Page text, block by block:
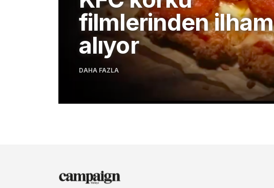
filmlerinden ilham
alıyor
DAHA FAZLA